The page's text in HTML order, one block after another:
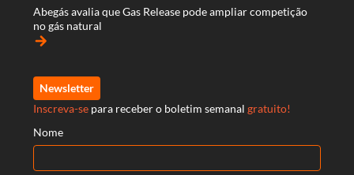
Abegás avalia que Gas Release pode ampliar competição
no gás natural
arrow_forward
Newsletter
Inscreva-se para receber o boletim semanal gratuito!
Nome